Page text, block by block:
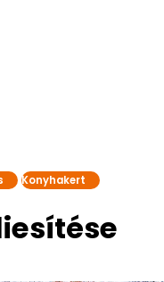
Konyhakert